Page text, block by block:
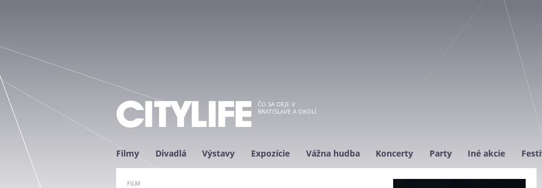
ČO SA DEJE V
BRATISLAVE A OKOLÍ
Filmy Divadlá Výstavy Expozície Vážna hudba Koncerty Party Iné akcie
FILM